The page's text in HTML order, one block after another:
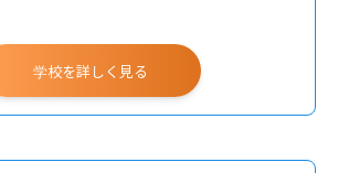
学校を詳しく見る